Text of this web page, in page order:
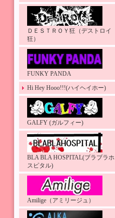
ＤＥＳＴＲＯＹ狂（デストロイ
狂）
FUNKY PANDA
Hi Hey Hooo!!!(ハイヘイホー)
GALFY (ガルフィー)
BLA BLA HOSPITAL(ブラブラホ
スピタル)
Amilige（アミリージュ）